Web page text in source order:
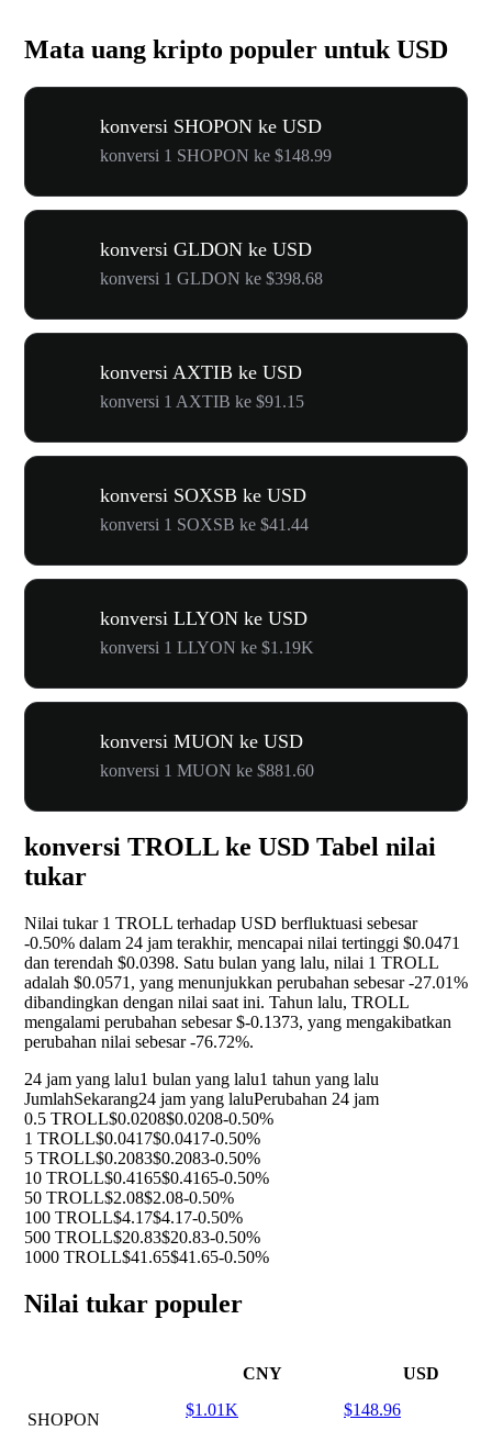
Mata uang kripto populer untuk USD
konversi SHOPON ke USD
konversi 1 SHOPON ke $148.99
konversi GLDON ke USD
konversi 1 GLDON ke $398.68
konversi AXTIB ke USD
konversi 1 AXTIB ke $91.15
konversi SOXSB ke USD
konversi 1 SOXSB ke $41.44
konversi LLYON ke USD
konversi 1 LLYON ke $1.19K
konversi MUON ke USD
konversi 1 MUON ke $881.60
konversi TROLL ke USD Tabel nilai
tukar
Nilai tukar 1 TROLL terhadap USD berfluktuasi sebesar
-0.50% dalam 24 jam terakhir, mencapai nilai tertinggi $0.0471
dan terendah $0.0398. Satu bulan yang lalu, nilai 1 TROLL
adalah $0.0571, yang menunjukkan perubahan sebesar-27.01%
dibandingkan dengan nilai saat ini. Tahun lalu, TROLL
mengalami perubahan sebesar $-0.1373, yang mengakibatkan
perubahan nilai sebesar-76.72%.
24 jam yang lalu1 bulan yang lalu1 tahun yang lalu
JumlahSekarang24 jam yang laluPerubahan 24 jam
0.5 TROLL$0.0208$0.0208-0.50%
1 TROLL$0.0417$0.0417-0.50%
5 TROLL$0.2083$0.2083-0.50%
10 TROLL$0.4165$0.4165-0.50%
50 TROLL$2.08$2.08-0.50%
100 TROLL$4.17$4.17-0.50%
500 TROLL$20.83$20.83-0.50%
1000 TROLL$41.65$41.65-0.50%
Nilai tukar populer
CNY USD
SHOPON
$1.01K $148.96